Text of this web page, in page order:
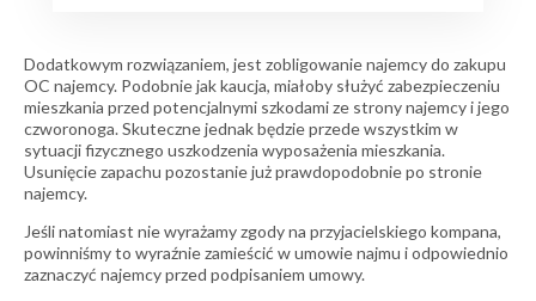
Dodatkowym rozwiązaniem, jest zobligowanie najemcy do zakupu
OC najemcy. Podobnie jak kaucja, miałoby służyć zabezpieczeniu
mieszkania przed potencjalnymi szkodami ze strony najemcy i jego
czworonoga. Skuteczne jednak będzie przede wszystkim w
sytuacji fizycznego uszkodzenia wyposażenia mieszkania.
Usunięcie zapachu pozostanie już prawdopodobnie po stronie
najemcy.
Jeśli natomiast nie wyrażamy zgody na przyjacielskiego kompana,
powinniśmy to wyraźnie zamieścić w umowie najmu i odpowiednio
zaznaczyć najemcy przed podpisaniem umowy.